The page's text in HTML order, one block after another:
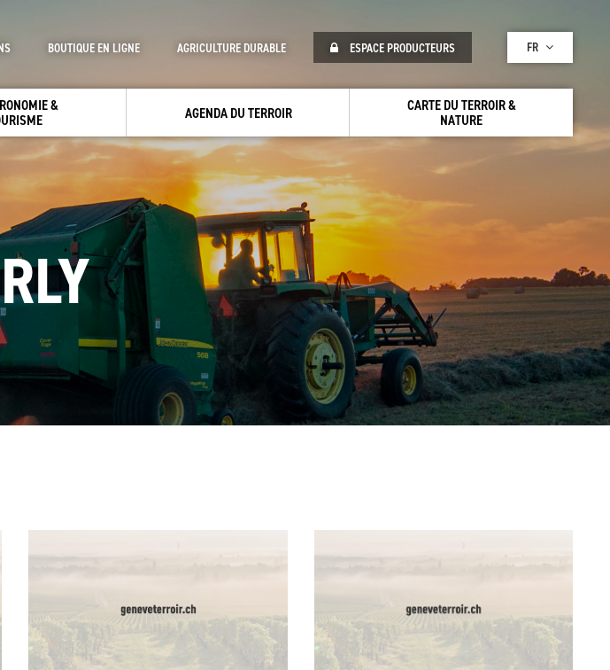
&
AGENDA DU TERROIR
CARTE DU TERROIR &
NATURE
BOUTIQUE EN LIGNE AGRICULTURE DURABLE ESPACE PRODUCTEURS FR